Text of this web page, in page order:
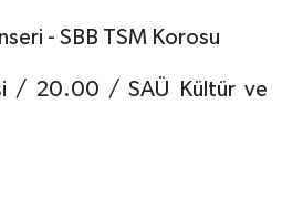
- SBB TSM Korosu
/ 20.00 / SAÜ Kültür ve